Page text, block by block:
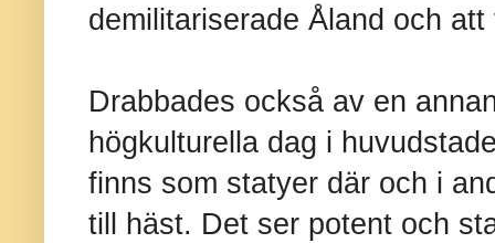
demilitariserade Åland och
Drabbades också av en
högkulturella dag i
finns som statyer där och i
till häst. Det ser potent och